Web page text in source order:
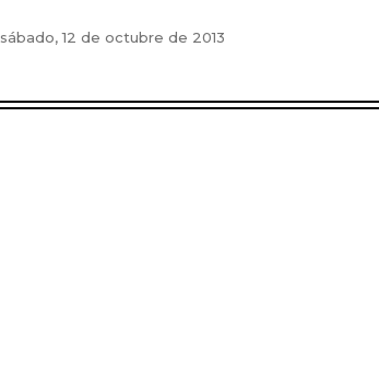
sábado, 12 de octubre de 2013